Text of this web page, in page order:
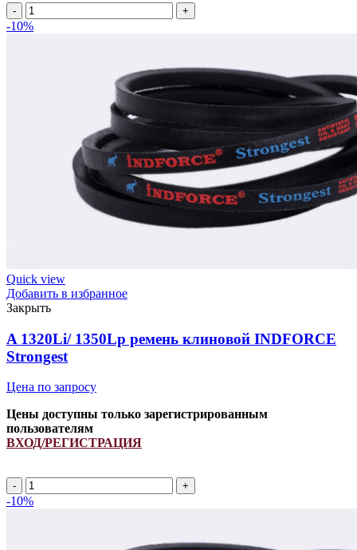
A
1090Li/
-10%
Quick view
Добавить в избранное
Закрыть
A 1320Li/ 1350Lp ремень клиновой INDFORCE
Strongest
Цена по запросу
Цены доступны только зарегистрированным
пользователям
ВХОД/РЕГИСТРАЦИЯ
A
1320Li/
-10%